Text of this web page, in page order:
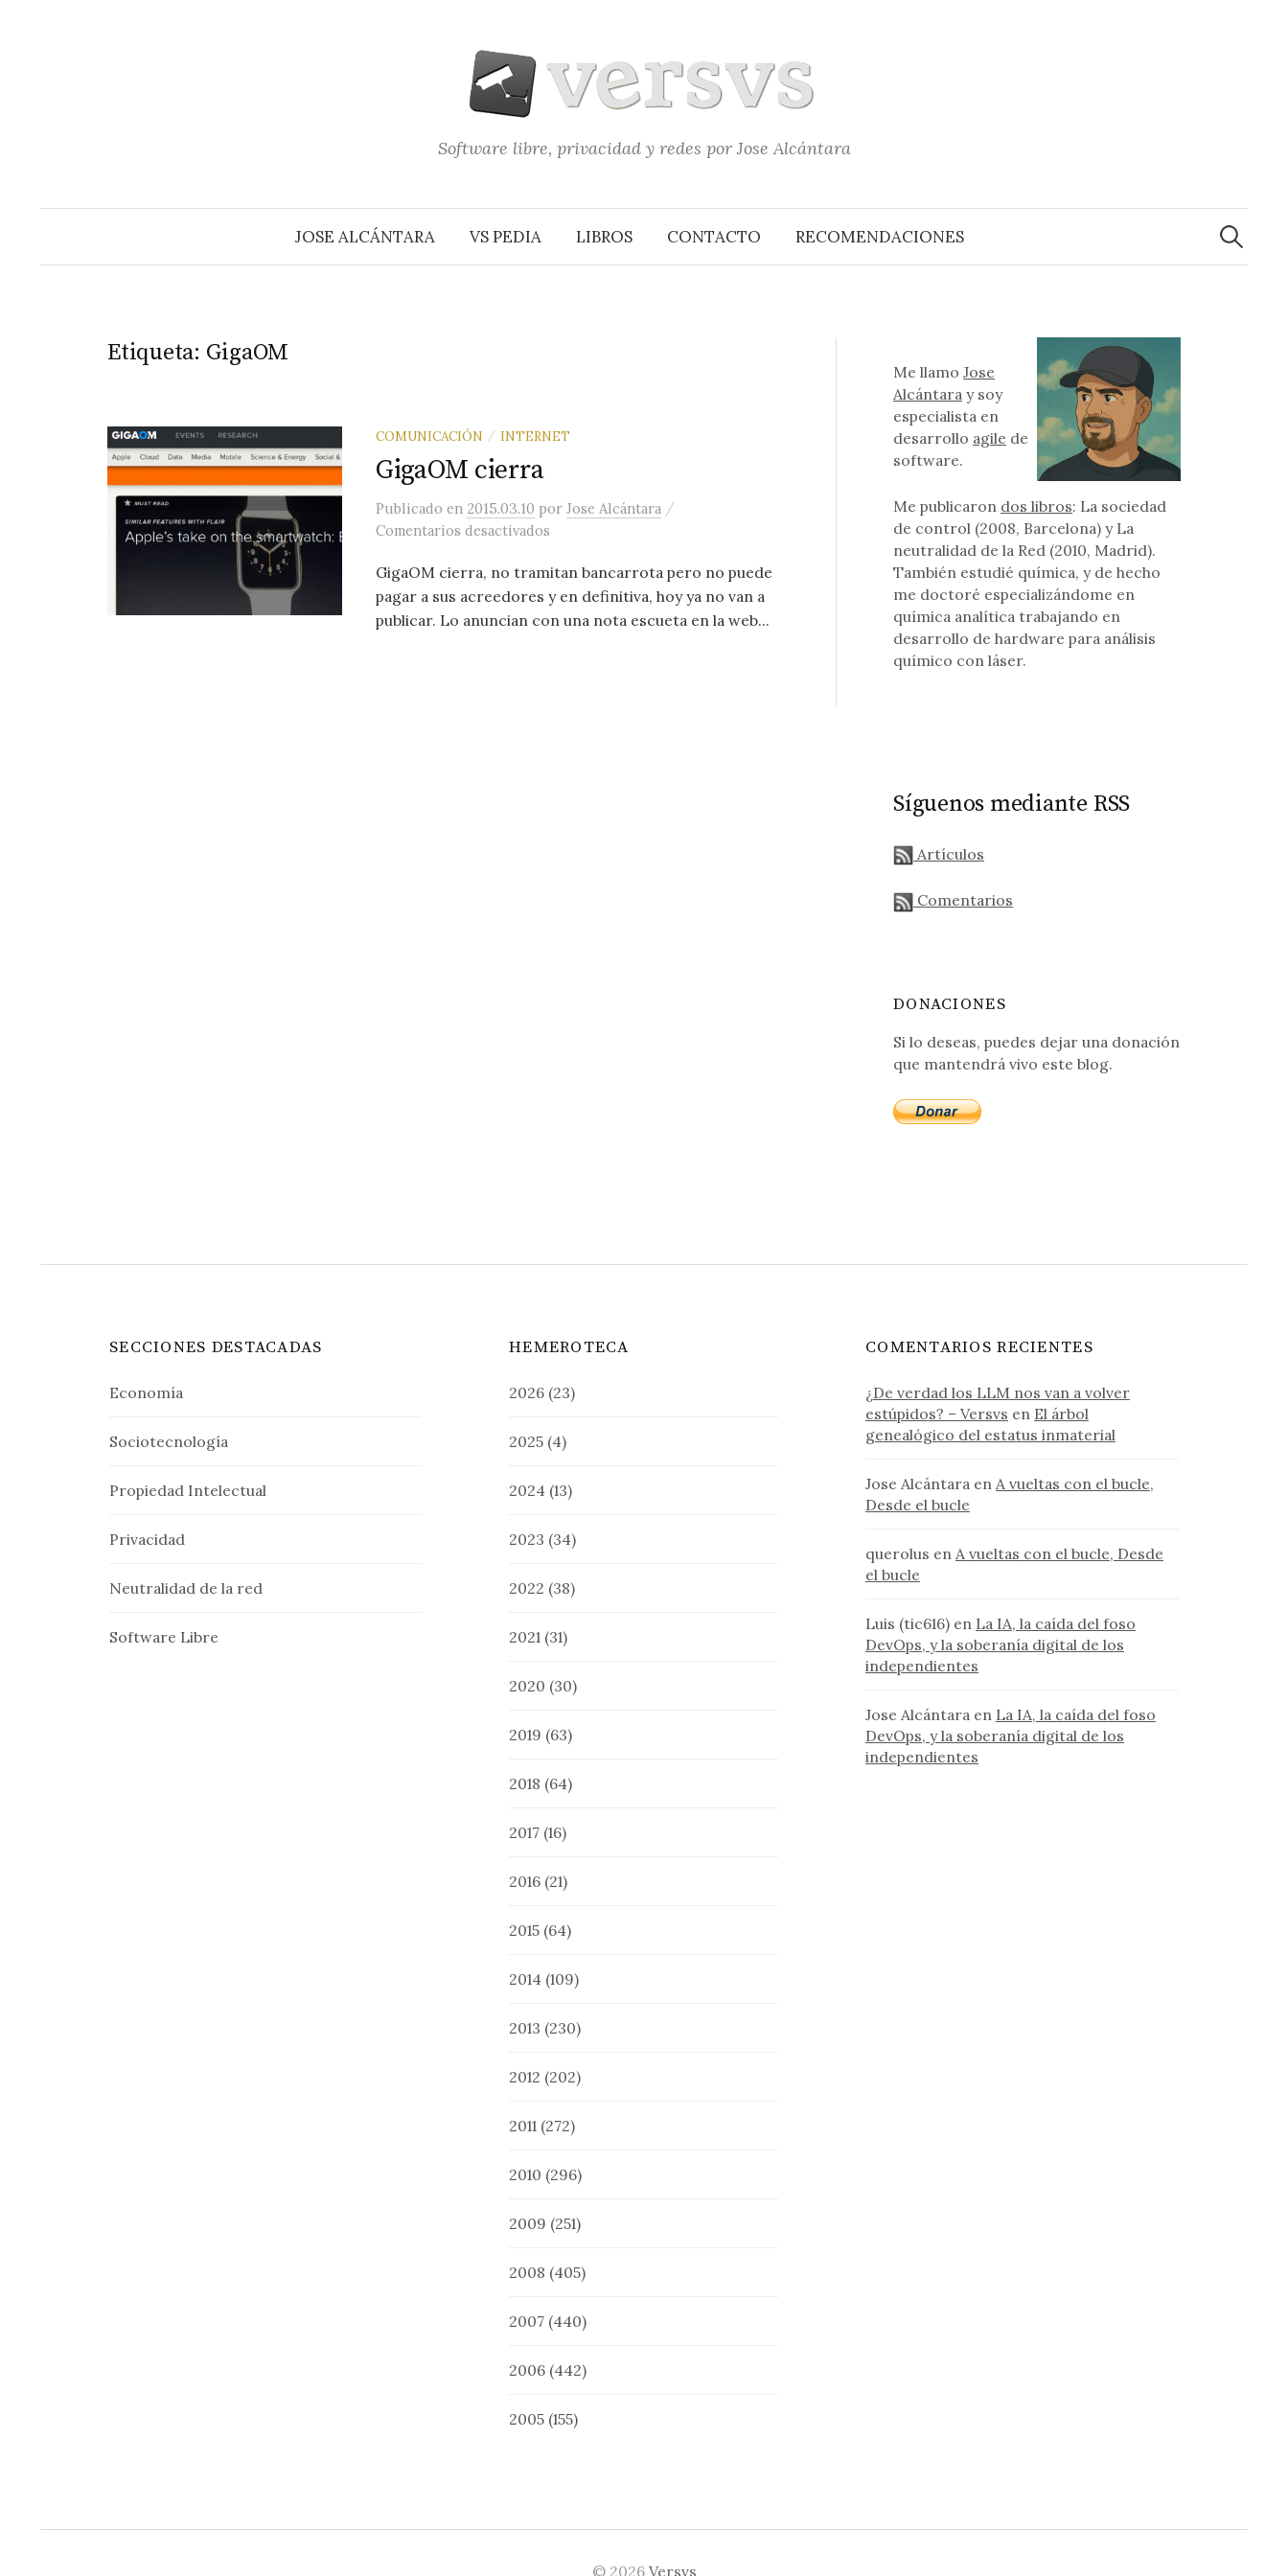
Software libre, privacidad y redes por Jose Alcántara
JOSE ALCÁNTARA VS PEDIA LIBROS CONTACTO RECOMENDACIONES
Buscar:
Etiqueta: GigaOM
COMUNICACIÓN / INTERNET
GigaOM cierra
Publicado en 2015.03.10 por Jose Alcántara /
Comentarios desactivados
GigaOM cierra, no tramitan bancarrota pero no puede
pagar a sus acreedores y en definitiva, hoy ya no van a
publicar. Lo anuncian con una nota escueta en la web...
Me llamoJose
Alcántara y soy
especialista en
desarrollo agile de
software.
Me publicaron dos libros: La sociedad
de control (2008, Barcelona) y La
neutralidad de la Red (2010, Madrid).
También estudié química, y de hecho
me doctoré especializándome en
química analítica trabajando en
desarrollo de hardware para análisis
químico con láser.
Síguenos mediante RSS
Artículos
Comentarios
DONACIONES
Si lo deseas, puedes dejar una donación
que mantendrá vivo este blog.
SECCIONES DESTACADAS
Economía
Sociotecnología
Propiedad Intelectual
Privacidad
Neutralidad de la red
Software Libre
HEMEROTECA
2026 (23)
2025 (4)
2024 (13)
2023 (34)
2022 (38)
2021 (31)
2020 (30)
2019 (63)
2018 (64)
2017 (16)
2016 (21)
2015 (64)
2014 (109)
2013 (230)
2012 (202)
2011 (272)
2010 (296)
2009 (251)
2008 (405)
2007 (440)
2006 (442)
2005 (155)
COMENTARIOS RECIENTES
¿De verdad los LLM nos van a volver
estúpidos? – Versvs en El árbol
genealógico del estatus inmaterial
Jose Alcántara en A vueltas con el bucle,
Desde el bucle
querolus en A vueltas con el bucle, Desde
el bucle
Luis (tic616) en La IA, la caída del foso
DevOps, y la soberanía digital de los
independientes
Jose Alcántara en La IA, la caída del foso
DevOps, y la soberanía digital de los
independientes
© 2026 Versvs